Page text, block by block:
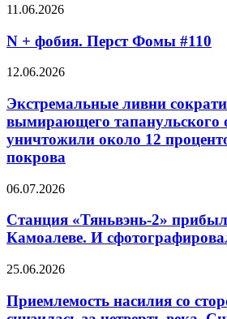
Но не повлияла
функцию
N
фобия.
Перст
Фомы
11.06.2026
N + фобия. Перст Фомы #110
Экстремальные
сократили
популяцию
вымирающего
тапанульского
орангутана.
уничтожили
12 процентов
лесного
покрова
12.06.2026
Экстремальные ливни
вымирающего тапанульского
уничтожили около 12
покрова
Станция
прибыла
к астероиду
Камоалеве.
его
06.07.2026
Станция «Тяньвэнь-2»
Камоалеве. И
Приемлемость
со стороны
партнера
25.06.2026
Приемлемость насилия со